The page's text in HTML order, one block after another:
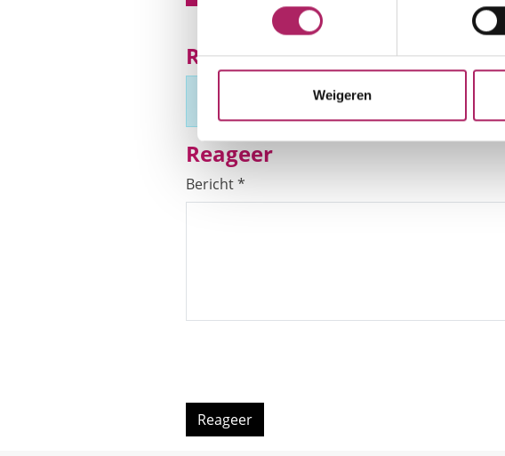
Weigeren
Reacties
Reageer als eerste
Reageer
Bericht*